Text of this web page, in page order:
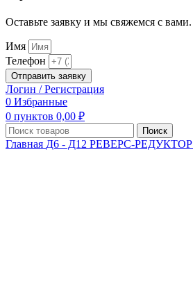
Оставьте заявку и мы свяжемся с вами.
Имя
Телефон
Отправить заявку
Логин / Регистрация
0 Избранные
0 пунктов 0,00 ₽
Поиск
Главная Д6 - Д12 РЕВЕРС-РЕДУКТОР